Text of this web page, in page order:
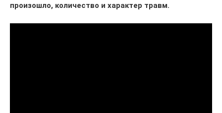
произошло, количество и характер травм.